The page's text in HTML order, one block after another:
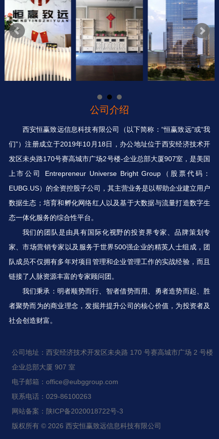
公司介绍
西安恒赢致远信息科技有限公司（以下简称：“恒赢致远”或“我
们”）注册成立于2019年10月18日，办公地址位于西安经济技术开
发区未央路170号赛高城市广场2号楼-企业总部大厦907室，是美国
上市公司 Entrepreneur Universe Bright Group（股票代码：
EUBG.US）的全资控股子公司，其主营业务是以帮助企业建立用户
数据生态；培育和孵化网络红人以及基于大数据与流量打造数字生
态一体化服务的综合性平台。
我们的团队是由具有国际化视野的投资界专家、品牌策划专
家、市场营销专家以及服务于世界500强企业的精英人士组成，团
队成员不仅拥有多年对项目管理和企业管理工作的实战经验，而且
链接了人脉资源丰富的专家顾问团。
我们秉承：明者顺势而行、智者借势而用、勇者造势而起、胜
者聚势而为的商业理念，发掘并提升公司的核心价值，为投资者及
社会创造财富。
公司地址：西安经济技术开发区未央路 170 号赛高城市广场 2 号楼
企业总部大厦 907 室
电子邮箱：office@eubggroup.com
联系电话：029-86100263
网站备案：陕ICP备2020018722号-3
版权所有 © 2026 西安恒赢致远信息科技有限公司